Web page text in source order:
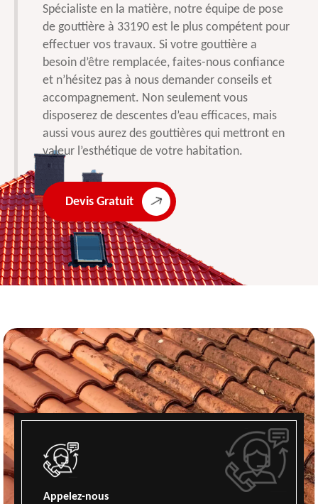
Spécialiste en la matière, notre équipe de pose
de gouttière à 33190 est le plus compétent pour
effectuer vos travaux. Si votre gouttière a
besoin d’être remplacée, faites-nous confiance
et n’hésitez pas à nous demander conseils et
accompagnement. Non seulement vous
disposerez de descentes d’eau efficaces, mais
aussi vous aurez des gouttières qui mettront en
valeur l’esthétique de votre habitation.
Devis Gratuit
Appelez-nous